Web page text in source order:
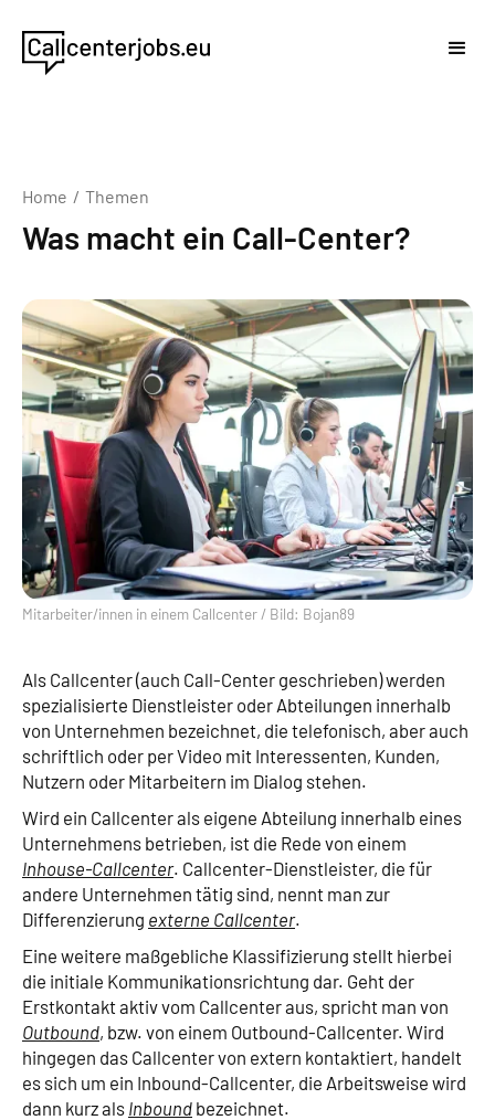
Home / Themen
Was macht ein Call-Center?
Mitarbeiter/innen in einem Callcenter / Bild: Bojan89
Als Callcenter (auch Call-Center geschrieben) werden
spezialisierte Dienstleister oder Abteilungen innerhalb
von Unternehmen bezeichnet, die telefonisch, aber auch
schriftlich oder per Video mit Interessenten, Kunden,
Nutzern oder Mitarbeitern im Dialog stehen.
Wird ein Callcenter als eigene Abteilung innerhalb eines
Unternehmens betrieben, ist die Rede von einem
Inhouse-Callcenter. Callcenter-Dienstleister, die für
andere Unternehmen tätig sind, nennt man zur
Differenzierung externe Callcenter.
Eine weitere maßgebliche Klassifizierung stellt hierbei
die initiale Kommunikationsrichtung dar. Geht der
Erstkontakt aktiv vom Callcenter aus, spricht man von
Outbound, bzw. von einem Outbound-Callcenter. Wird
hingegen das Callcenter von extern kontaktiert, handelt
es sich um ein Inbound-Callcenter, die Arbeitsweise wird
dann kurz als Inbound bezeichnet.